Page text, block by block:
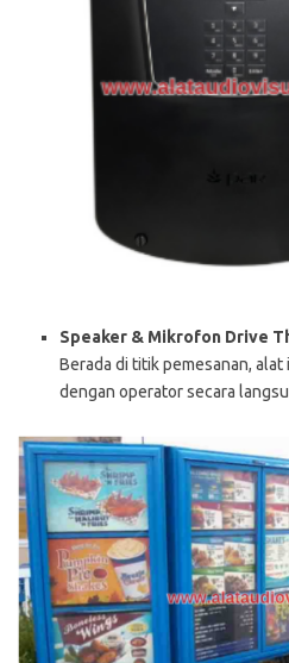
Speaker & Mikrofon Drive
Berada di titik pemesanan,
dengan operator secara